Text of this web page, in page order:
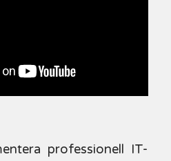
professionell IT-